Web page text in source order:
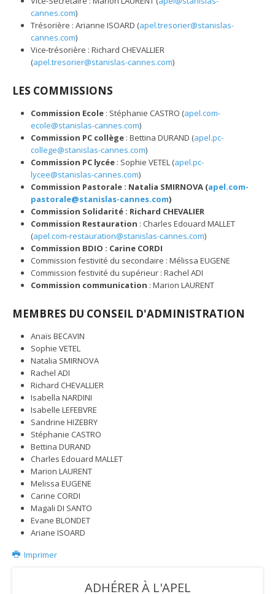
cannes.com)
Trésorière : Arianne ISOARD (apel.tresorier@stanislas-
cannes.com)
Vice-trésorière : Richard CHEVALLIER
(apel.tresorier@stanislas-cannes.com)
LES COMMISSIONS
Commission Ecole : Stéphanie CASTRO (apel.com-
ecole@stanislas-cannes.com)
Commission PC collège : Bettina DURAND (apel.pc-
college@stanislas-cannes.com)
Commission PC lycée : Sophie VETEL (apel.pc-
lycee@stanislas-cannes.com)
Commission Pastorale : Natalia SMIRNOVA (apel.com-
pastorale@stanislas-cannes.com)
Commission Solidarité : Richard CHEVALIER
Commission Restauration : Charles Edouard MALLET
(apel.com-restauration@stanislas-cannes.com)
Commission BDIO : Carine CORDI
Commission festivité du secondaire : Mélissa EUGENE
Commission festivité du supérieur : Rachel ADI
Commission communication : Marion LAURENT
MEMBRES DU CONSEIL D'ADMINISTRATION
Anaïs BECAVIN
Sophie VETEL
Natalia SMIRNOVA
Rachel ADI
Richard CHEVALLIER
Isabella NARDINI
Isabelle LEFEBVRE
Sandrine HIZEBRY
Stéphanie CASTRO
Bettina DURAND
Charles Edouard MALLET
Marion LAURENT
Melissa EUGENE
Carine CORDI
Magali DI SANTO
Evane BLONDET
Ariane ISOARD
Imprimer
ADHÉRER À L'APEL